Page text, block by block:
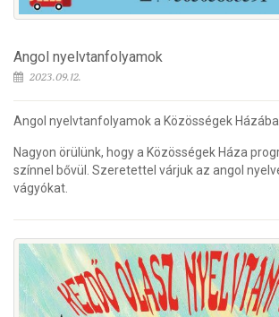
Angol nyelvtanfolyamok
2023.09.12.
Angol nyelvtanfolyamok a Közösségek
Nagyon örülünk, hogy a Közösségek Háza
színnel bővül. Szeretettel várjuk az angol
vágyókat.